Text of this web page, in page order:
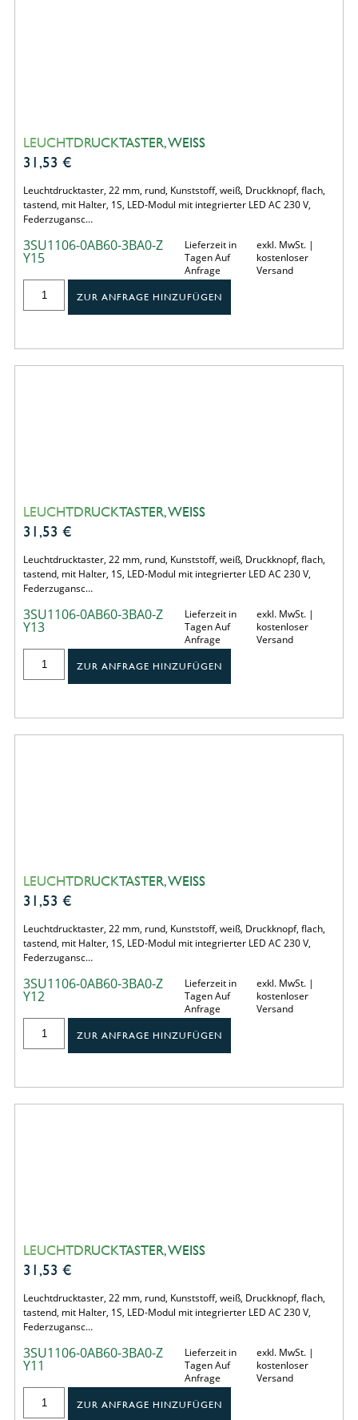
LEUCHTDRUCKTASTER, WEISS
31,53 €
Leuchtdrucktaster, 22 mm, rund, Kunststoff, weiß, Druckknopf, flach,
tastend, mit Halter, 1S, LED-Modul mit integrierter LED AC 230 V,
Federzugansc…
3SU1106-0AB60-3BA0-Z
Y15
Lieferzeit in
Tagen Auf
Anfrage
exkl. MwSt. |
kostenloser
Versand
ZUR ANFRAGE HINZUFÜGEN
LEUCHTDRUCKTASTER, WEISS
31,53 €
Leuchtdrucktaster, 22 mm, rund, Kunststoff, weiß, Druckknopf, flach,
tastend, mit Halter, 1S, LED-Modul mit integrierter LED AC 230 V,
Federzugansc…
3SU1106-0AB60-3BA0-Z
Y13
Lieferzeit in
Tagen Auf
Anfrage
exkl. MwSt. |
kostenloser
Versand
ZUR ANFRAGE HINZUFÜGEN
LEUCHTDRUCKTASTER, WEISS
31,53 €
Leuchtdrucktaster, 22 mm, rund, Kunststoff, weiß, Druckknopf, flach,
tastend, mit Halter, 1S, LED-Modul mit integrierter LED AC 230 V,
Federzugansc…
3SU1106-0AB60-3BA0-Z
Y12
Lieferzeit in
Tagen Auf
Anfrage
exkl. MwSt. |
kostenloser
Versand
ZUR ANFRAGE HINZUFÜGEN
LEUCHTDRUCKTASTER, WEISS
31,53 €
Leuchtdrucktaster, 22 mm, rund, Kunststoff, weiß, Druckknopf, flach,
tastend, mit Halter, 1S, LED-Modul mit integrierter LED AC 230 V,
Federzugansc…
3SU1106-0AB60-3BA0-Z
Y11
Lieferzeit in
Tagen Auf
Anfrage
exkl. MwSt. |
kostenloser
Versand
ZUR ANFRAGE HINZUFÜGEN